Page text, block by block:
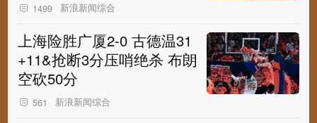
1499 新浪新闻综合
上海险胜广厦2-0 古德温31
+11&抢断3分压哨绝杀 布朗
空砍50分
561 新浪新闻综合